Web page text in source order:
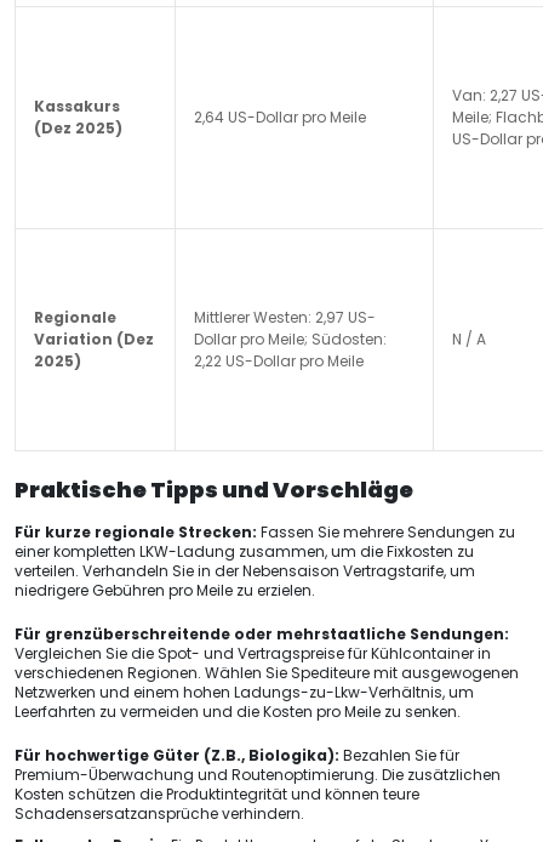
Kassakurs
(Dez 2025)
2,64 US-Dollar pro Meile
Van: 2,27
Meile;
US-Dollar
Regionale
Variation (Dez
2025)
Mittlerer Westen: 2,97 US-
Dollar pro Meile; Südosten:
2,22 US-Dollar pro Meile
N / A
Praktische Tipps und Vorschläge
Für kurze regionale Strecken: Fassen Sie mehrere Sendungen zu
einer kompletten LKW-Ladung zusammen, um die Fixkosten zu
verteilen. Verhandeln Sie in der Nebensaison Vertragstarife, um
niedrigere Gebühren pro Meile zu erzielen.
Für grenzüberschreitende oder mehrstaatliche Sendungen:
Vergleichen Sie die Spot- und Vertragspreise für Kühlcontainer in
verschiedenen Regionen. Wählen Sie Spediteure mit ausgewogenen
Netzwerken und einem hohen Ladungs-zu-Lkw-Verhältnis, um
Leerfahrten zu vermeiden und die Kosten pro Meile zu senken.
Für hochwertige Güter (Z.B., Biologika): Bezahlen Sie für
Premium-Überwachung und Routenoptimierung. Die zusätzlichen
Kosten schützen die Produktintegrität und können teure
Schadensersatzansprüche verhindern.